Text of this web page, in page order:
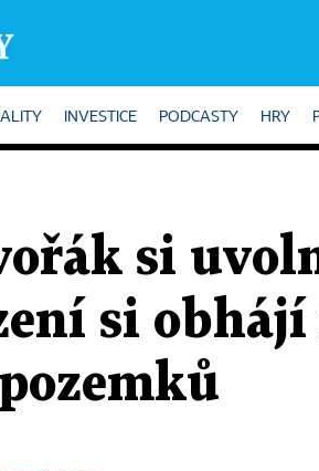
INVESTICE PODCASTY HRY
si
si obhájí